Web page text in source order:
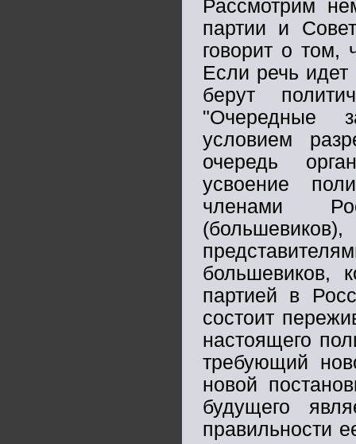
Рассмотрим
партии и
говорит о том,
Если речь идет
берут
"Очередные
условием
очередь
усвоение
членами
большевиков,
партией в
состоит
настоящего
требующий
новой
будущего
правильности